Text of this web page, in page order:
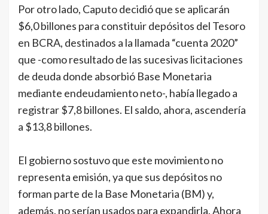
Por otro lado, Caputo decidió que se aplicarán
$6,0 billones para constituir depósitos del Tesoro
en BCRA, destinados a la llamada “cuenta 2020”
que -como resultado de las sucesivas licitaciones
de deuda donde absorbió Base Monetaria
mediante endeudamiento neto-, había llegado a
registrar $7,8 billones. El saldo, ahora, ascendería
a $13,8 billones.
El gobierno sostuvo que este movimiento no
representa emisión, ya que sus depósitos no
forman parte de la Base Monetaria (BM) y,
además, no serían usados para expandirla. Ahora